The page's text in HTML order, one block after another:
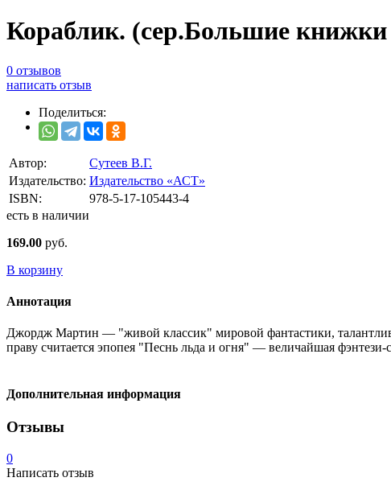
Кораблик. (сер.Большие
0 отзывов
написать отзыв
Поделиться:
Автор:
Сутеев В.Г.
Издательство: Издательство «АСТ»
ISBN:
978-5-17-105443-4
есть в наличии
169.00 руб.
В корзину
Аннотация
Джордж Мартин — "живой классик" мировой фантастики,
праву считается эпопея "Песнь льда и огня" — величайшая фэнтези-
Дополнительная информация
Отзывы
0
Написать отзыв